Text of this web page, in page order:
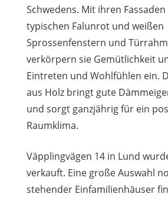
Schwedens. Mit ihren
typischen Falunrot und weißen
Sprossenfenstern und
verkörpern sie Gemütlichkeit
Eintreten und Wohlfühlen ein.
aus Holz bringt gute
und sorgt ganzjährig für ein
Raumklima.
Väpplingvägen 14 in Lund
verkauft. Eine große Auswahl
stehender Einfamilienhäuser